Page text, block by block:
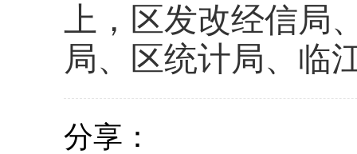
上，区发改经信局
局、区统计局、临
分享：